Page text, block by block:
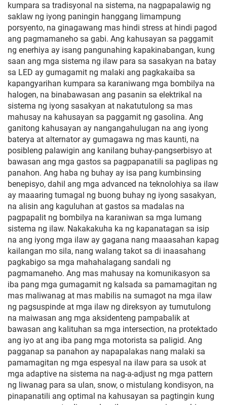
kumpara sa tradisyonal na sistema, na nagpapalawig ng
saklaw ng iyong paningin hanggang limampung
porsyento, na ginagawang mas hindi stress at hindi pagod
ang pagmamaneho sa gabi. Ang kahusayan sa paggamit
ng enerhiya ay isang pangunahing kapakinabangan, kung
saan ang mga sistema ng ilaw para sa sasakyan na batay
sa LED ay gumagamit ng malaki ang pagkakaiba sa
kapangyarihan kumpara sa karaniwang mga bombilya na
halogen, na binabawasan ang pasanin sa elektrikal na
sistema ng iyong sasakyan at nakatutulong sa mas
mahusay na kahusayan sa paggamit ng gasolina. Ang
ganitong kahusayan ay nangangahulugan na ang iyong
baterya at alternator ay gumagawa ng mas kaunti, na
posibleng palawigin ang kanilang buhay-pangserbisyo at
bawasan ang mga gastos sa pagpapanatili sa paglipas ng
panahon. Ang haba ng buhay ay isa pang kumbinsing
benepisyo, dahil ang mga advanced na teknolohiya sa ilaw
ay maaaring tumagal ng buong buhay ng iyong sasakyan,
na alisin ang kaguluhan at gastos sa madalas na
pagpapalit ng bombilya na karaniwan sa mga lumang
sistema ng ilaw. Nakakakuha ka ng kapanatagan sa isip
na ang iyong mga ilaw ay gagana nang maaasahan kapag
kailangan mo sila, nang walang takot sa di inaasahang
pagkabigo sa mga mahahalagang sandali ng
pagmamaneho. Ang mas mahusay na komunikasyon sa
iba pang mga gumagamit ng kalsada sa pamamagitan ng
mas maliwanag at mas mabilis na sumagot na mga ilaw
ng pagsuspinde at mga ilaw ng direksyon ay tumutulong
na maiwasan ang mga aksidenteng pampabalik at
bawasan ang kalituhan sa mga intersection, na protektado
ang iyo at ang iba pang mga motorista sa paligid. Ang
pagganap sa panahon ay napapalakas nang malaki sa
pamamagitan ng mga espesyal na ilaw para sa usok at
mga adaptive na sistema na nag-a-adjust ng mga pattern
ng liwanag para sa ulan, snow, o mistulang kondisyon, na
pinapanatili ang optimal na kahusayan sa pagtingin kung